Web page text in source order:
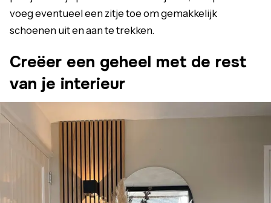
voeg eventueel een zitje toe om gemakkelijk
schoenen uit en aan te trekken.
Creëer een geheel met de rest
van je interieur